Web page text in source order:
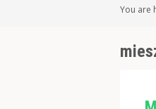
You are